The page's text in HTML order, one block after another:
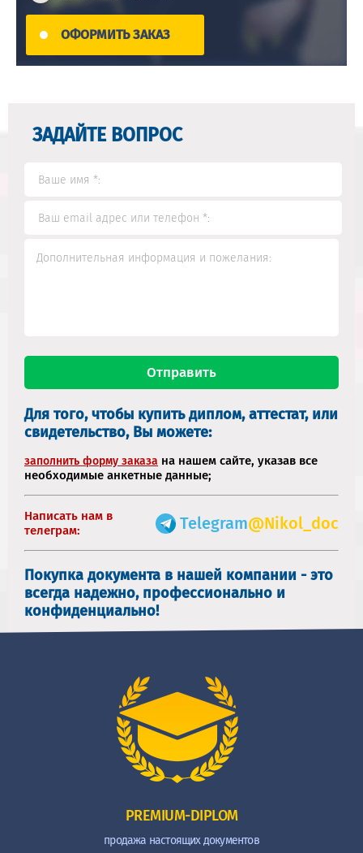
ОФОРМИТЬ ЗАКАЗ
ЗАДАЙТЕ ВОПРОС
Для того, чтобы купить диплом, аттестат, или
свидетельство, Вы можете:
заполнить форму заказа на нашем сайте, указав все
необходимые анкетные данные;
Написать нам в
телеграм:
Telegram@Nikol_doc
Покупка документа в нашей компании - это
всегда надежно, профессионально и
конфиденциально!
PREMIUM-DIPLOM
продажа настоящих документов